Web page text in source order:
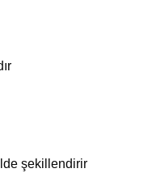
şekillendirir